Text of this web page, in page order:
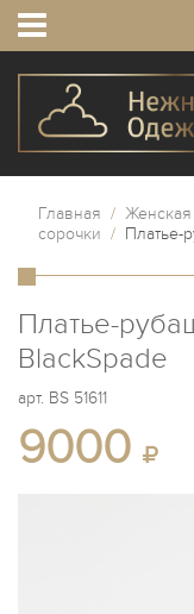
Главная / Женская
сорочки / Платье-
Платье-
BlackSpade
арт. BS 51611
9000